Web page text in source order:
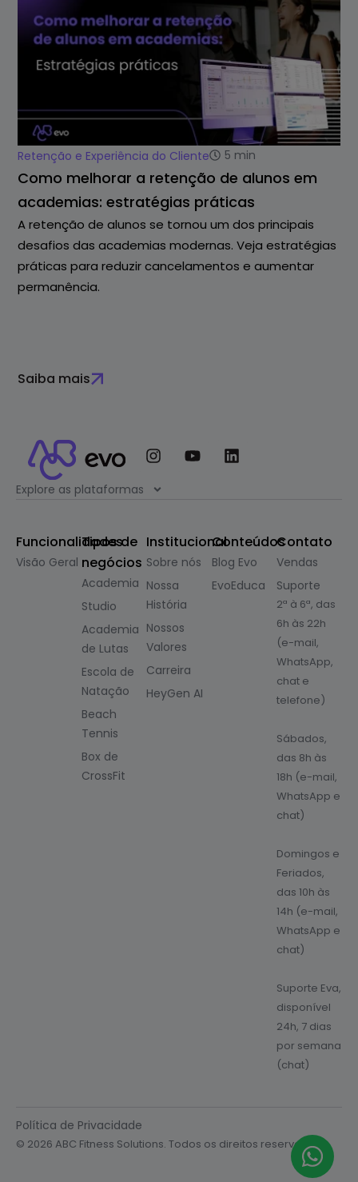
Retenção e Experiência do Cliente 5 min
Como melhorar a retenção de alunos em
academias: estratégias práticas
A retenção de alunos se tornou um dos principais
desafios das academias modernas. Veja estratégias
práticas para reduzir cancelamentos e aumentar
permanência.
Saiba mais
Explore as plataformas
Funcionalidades
Visão Geral
Tipos de
negócios
Academia
Studio
Academia
de Lutas
Escola de
Natação
Beach
Tennis
Box de
CrossFit
Institucional
Sobre nós
Nossa
História
Nossos
Valores
Carreira
HeyGen AI
Conteúdos
Blog Evo
EvoEduca
Contato
Vendas
Suporte
2ª à 6ª, das
6h às 22h
(e-mail,
WhatsApp,
chat e
telefone)
Sábados,
das 8h às
18h (e-mail,
WhatsApp e
chat)
Domingos e
Feriados,
das 10h às
14h (e-mail,
WhatsApp e
chat)
Suporte Eva,
disponível
24h, 7 dias
por semana
(chat)
Política de Privacidade
© 2026 ABC Fitness Solutions. Todos os direitos reservados.